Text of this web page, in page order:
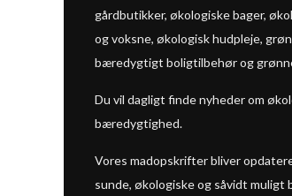
gårdbutikker, økologiske bager,
og voksne, økologisk hudpleje,
bæredygtigt boligtilbehør og
Du vil dagligt finde nyheder om
bæredygtighed.
Vores madopskrifter bliver
sunde, økologiske og såvidt